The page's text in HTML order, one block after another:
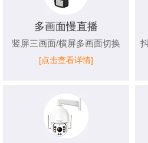
多画面慢直播
竖屏三画面/横屏多画面切换
[点击查看详情]